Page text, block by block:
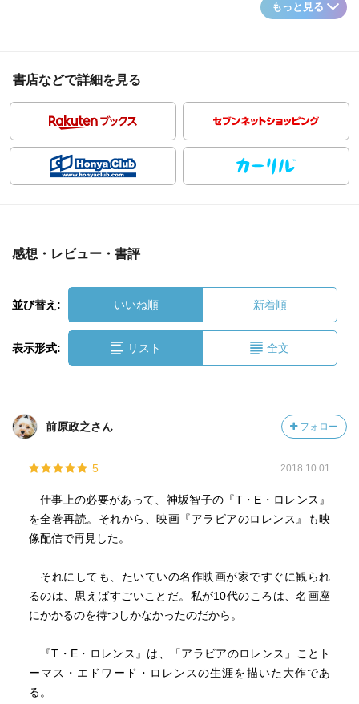
もっと見る
書店などで詳細を見る
感想・レビュー・書評
並び替え: いいね順 新着順
表示形式: リスト 全文
前原政之さん フォロー
5 2018.10.01
仕事上の必要があって、神坂智子の『T・E・ロレンス』
を全巻再読。それから、映画『アラビアのロレンス』も映
像配信で再見した。
それにしても、たいていの名作映画が家ですぐに観られ
るのは、思えばすごいことだ。私が10代のころは、名画座
にかかるのを待つしかなかったのだから。
『T・E・ロレンス』は、「アラビアのロレンス」ことト
ーマス・エドワード・ロレンスの生涯を描いた大作であ
る。